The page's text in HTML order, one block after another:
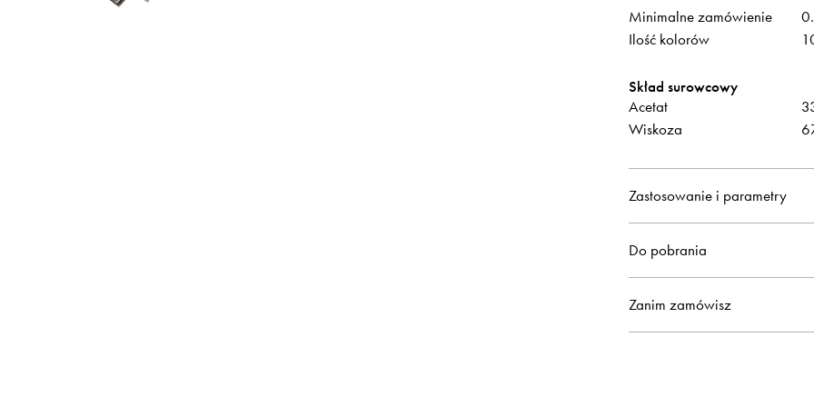
Minimalne zamówienie
Ilość kolorów
Skład surowcowy
Acetat
Wiskoza
Zastosowanie i parametry
Do pobrania
Zanim zamówisz